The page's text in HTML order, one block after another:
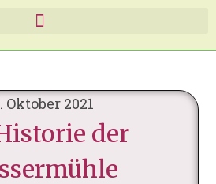
Oktober 2021
der